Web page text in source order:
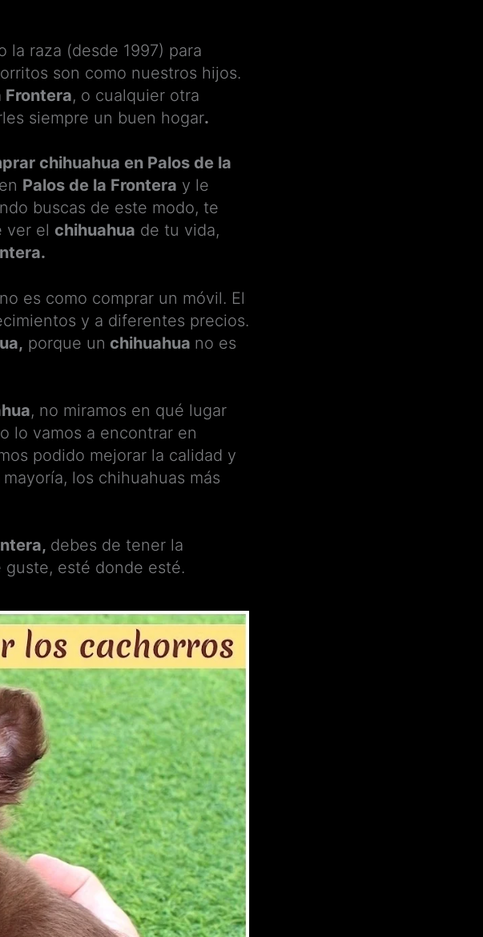
la raza (desde 1997) para
son como nuestros hijos.
Frontera, o cualquier otra
siempre un buen hogar.
chihuahua en Palos de la
Palos de la Frontera y le
buscas de este modo, te
ver el chihuahua de tu vida,
no es como comprar un móvil. El
y a diferentes precios.
porque un chihuahua no es
, no miramos en qué lugar
lo vamos a encontrar en
podido mejorar la calidad y
los chihuahuas más
debes de tener la
esté donde esté.